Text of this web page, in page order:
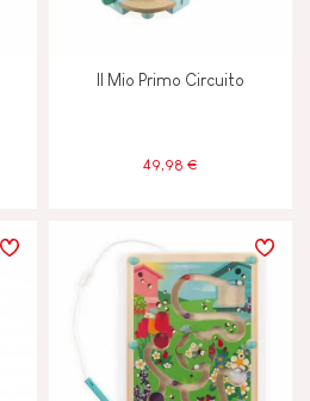
Il Mio Primo Circuito
49,98 €